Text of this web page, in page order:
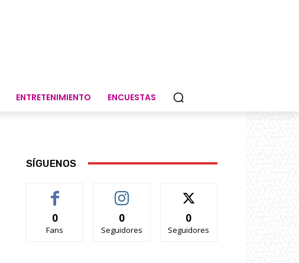
ENTRETENIMIENTO ENCUESTAS
SÍGUENOS
0
Fans
0
Seguidores
0
Seguidores